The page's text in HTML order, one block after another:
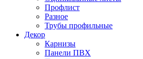
Профлист
Разное
Трубы профильные
Декор
Карнизы
Панели ПВХ